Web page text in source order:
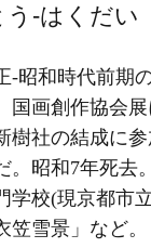
う-はくだい
-昭和時代前期
国画創作協会
樹社の結成に
。昭和7年死去
学校(現京都市
笠雪景」など。